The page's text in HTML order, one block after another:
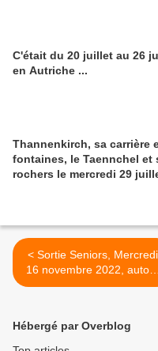
C'était du 20 juillet au 26
en Autriche ...
Thannenkirch, sa carrière
fontaines, le Taennchel et
rochers le mercredi 29
< Sortie Seniors, Mercredi
16 novembre 2022, autour
de Soultz
Hébergé par Overblog